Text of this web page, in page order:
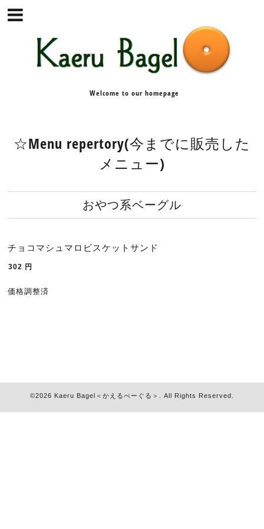
Welcome to our homepage
☆Menu repertory(今までに販売した
メニュー)
おやつ系ベーグル
チョコマシュマロビスケットサンド
302 円
価格調整済
©2026 Kaeru Bagel＜かえるべーぐる＞ . All Rights Reserved.